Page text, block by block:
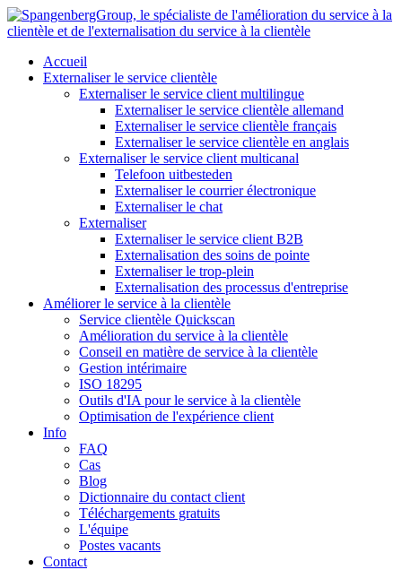
Aller
au
Accueil
Externaliser le service clientèle
Externaliser le service client multilingue
Externaliser le service clientèle allemand
Externaliser le service clientèle français
Externaliser le service clientèle en anglais
Externaliser le service client multicanal
Telefoon uitbesteden
Externaliser le courrier électronique
Externaliser le chat
Externaliser
Externaliser le service client B2B
Externalisation des soins de pointe
Externaliser le trop-plein
Externalisation des processus d'entreprise
Améliorer le service à la clientèle
Service clientèle Quickscan
Amélioration du service à la clientèle
Conseil en matière de service à la clientèle
Gestion intérimaire
ISO 18295
Outils d'IA pour le service à la clientèle
Optimisation de l'expérience client
Info
FAQ
Cas
Blog
Dictionnaire du contact client
Téléchargements gratuits
L'équipe
Postes vacants
Contact